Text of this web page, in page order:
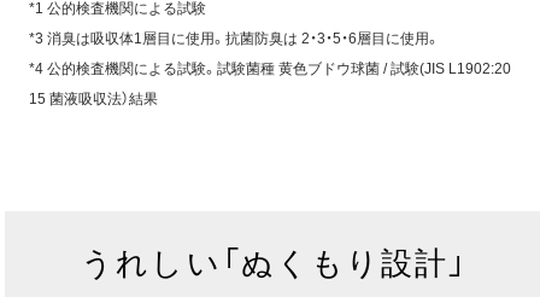
*1 公的検査機関による試験
*3 消臭は吸収体1層目に使用。抗菌防臭は 2・3・5・6層目に使用。
*4 公的検査機関による試験。試験菌種 黄色ブドウ球菌 / 試験(JIS L1902:20
15 菌液吸収法）結果
うれしい「ぬくもり設計」